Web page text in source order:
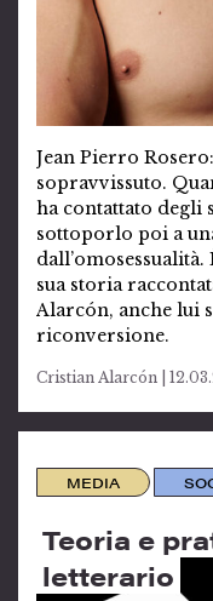
Jean Pierro
sopravvissuto.
ha contattato degli
sottoporlo poi a
sua storia raccontata dallo
Alarcón, anche lui
riconversione.
Cristian Alarcón |
MEDIA
Teoria e
letterario